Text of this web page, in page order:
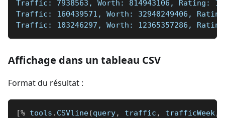
Traffic: 7938563, Worth: 814943106, Rating:
Traffic: 160439571, Worth: 32940249406,
Traffic: 103246297, Worth: 12365357286,
Affichage dans un tableau CSV
Format du résultat :
[% tools . CSVline(query, traffic , trafficWeek,